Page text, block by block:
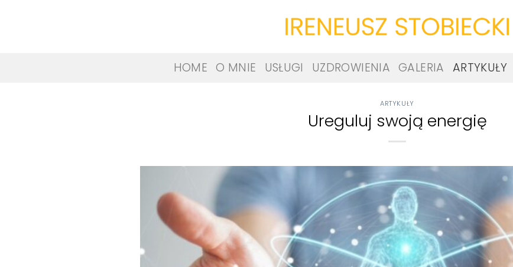
HOME O MNIE USŁUGI UZDROWIENIA GALERIA ARTYKUŁY
ARTYKUŁY
Ureguluj swoją energię